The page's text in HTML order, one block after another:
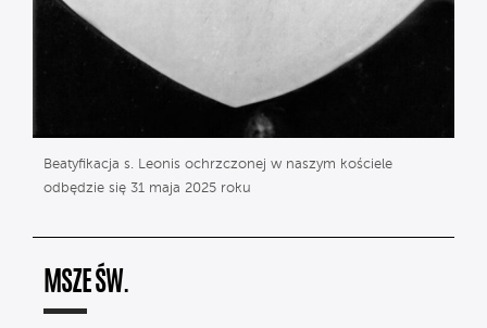
Beatyfikacja s. Leonis ochrzczonej w naszym kościele
odbędzie się 31 maja 2025 roku
MSZE ŚW.